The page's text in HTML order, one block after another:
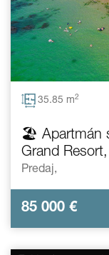
35.85 m2
🏖️ Apartmán
Grand
Predaj,
85 000 €